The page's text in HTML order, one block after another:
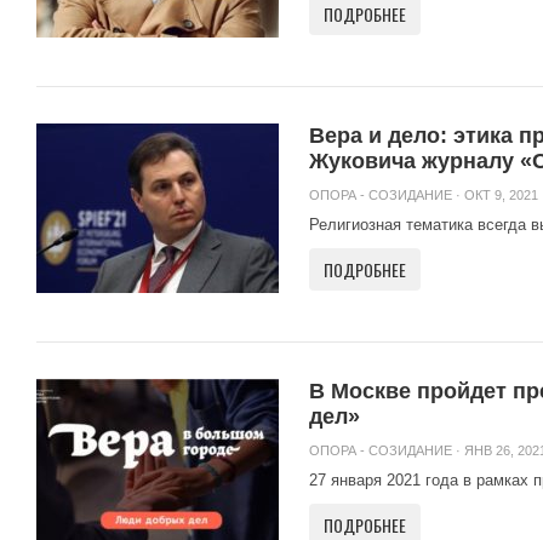
ПОДРОБНЕЕ
Вера и дело: этика
Жуковича журналу
ОПОРА - СОЗИДАНИЕ · ОКТ 9, 2021
Религиозная тематика
ПОДРОБНЕЕ
В Москве пройдет
дел»
ОПОРА - СОЗИДАНИЕ · ЯНВ 26,
27 января 2021 года в рамках
ПОДРОБНЕЕ